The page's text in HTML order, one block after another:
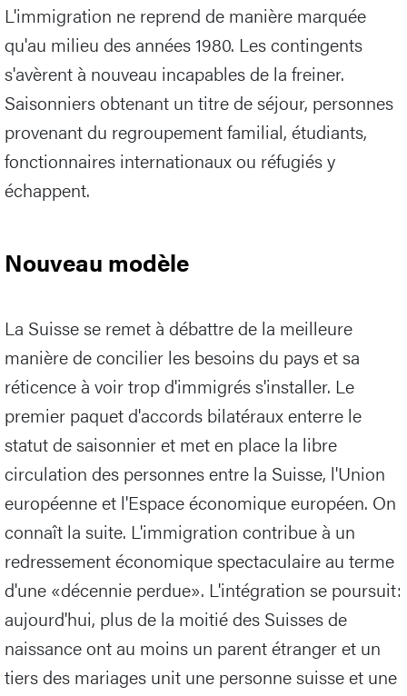
L'immigration ne reprend de manière marquée
qu'au milieu des années 1980. Les contingents
s'avèrent à nouveau incapables de la freiner.
Saisonniers obtenant un titre de séjour, personnes
provenant du regroupement familial, étudiants,
fonctionnaires internationaux ou réfugiés y
échappent.
Nouveau modèle
La Suisse se remet à débattre de la meilleure
manière de concilier les besoins du pays et sa
réticence à voir trop d'immigrés s'installer. Le
premier paquet d'accords bilatéraux enterre le
statut de saisonnier et met en place la libre
circulation des personnes entre la Suisse, l'Union
européenne et l'Espace économique européen. On
connaît la suite. L'immigration contribue à un
redressement économique spectaculaire au terme
d'une «décennie perdue». L'intégration se poursuit:
aujourd'hui, plus de la moitié des Suisses de
naissance ont au moins un parent étranger et un
tiers des mariages unit une personne suisse et une